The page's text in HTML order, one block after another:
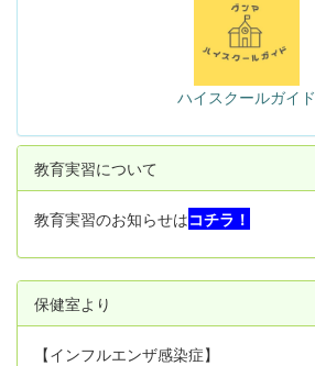
ハイスクールガイド
教育実習について
教育実習のお知らせはコチラ！
保健室より
【インフルエンザ感染症】